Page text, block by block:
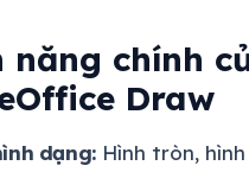
năng chính
Draw
dạng:Hình tròn,